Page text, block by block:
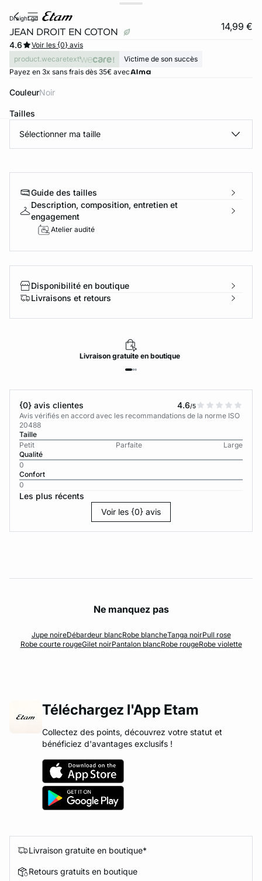
draight gd
JEAN DROIT EN COTON 14,99 €
4.6
Voir les {0} avis
product.wecaretext
Victime de son succès
Payez en 3x sans frais dès 35€ avec
Couleur noir
Tailles
Sélectionner ma taille
Guide des tailles
Description, composition, entretien et
engagement
Atelier audité
Disponibilité en boutique
Livraisons et retours
Livraisongratuiteen boutique
{0} avis clientes 4.6/5
Avis vérifiés en accord avec les recommandations de la norme ISO
20488
Taille
Petit
Parfaite
Large
Qualité
0
Confort
0
Les plus récents
Voir les {0} avis
Ne manquez pas
Jupe noireDébardeur blancRobe blancheTanga noirPull rose
Robe courte rougeGilet noirPantalon blancRobe rougeRobe violette
Téléchargez l'App Etam
Collectez des points, découvrez votre statut et
bénéficiez d'avantages exclusifs !
Livraison gratuite en boutique*
Retours gratuits en boutique